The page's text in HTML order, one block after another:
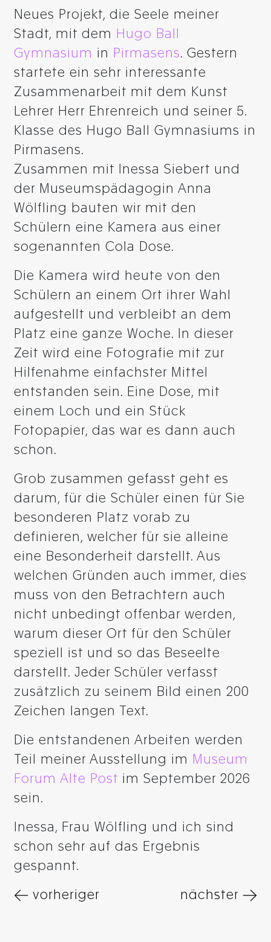
Neues Projekt, die Seele meiner
Stadt, mit dem
Hugo Ball
Gymnasium in Pirmasens. Gestern
startete ein sehr interessante
Zusammenarbeit mit dem Kunst
Lehrer Herr Ehrenreich und seiner 5.
Klasse des Hugo Ball Gymnasiums in
Pirmasens.
Zusammen mit Inessa Siebert und
der Museumspädagogin Anna
Wölfling bauten wir mit den
Schülern eine Kamera aus einer
sogenannten Cola Dose.
Die Kamera wird heute von den
Schülern an einem Ort ihrer Wahl
aufgestellt und verbleibt an dem
Platz eine ganze Woche. In dieser
Zeit wird eine Fotografie mit zur
Hilfenahme einfachster Mittel
entstanden sein. Eine Dose, mit
einem Loch und ein Stück
Fotopapier, das war es dann auch
schon.
Grob zusammen gefasst geht es
darum, für die Schüler einen für Sie
besonderen Platz vorab zu
definieren, welcher für sie alleine
eine Besonderheit darstellt. Aus
welchen Gründen auch immer, dies
muss von den Betrachtern auch
nicht unbedingt offenbar werden,
warum dieser Ort für den Schüler
speziell ist und so das Beseelte
darstellt. Jeder Schüler verfasst
zusätzlich zu seinem Bild einen 200
Zeichen langen Text.
Die entstandenen Arbeiten werden
Teil meiner Ausstellung im
Museum
Forum Alte Post im September 2026
sein.
Inessa, Frau Wölfling und ich sind
schon sehr auf das Ergebnis
gespannt.
vorheriger nächster